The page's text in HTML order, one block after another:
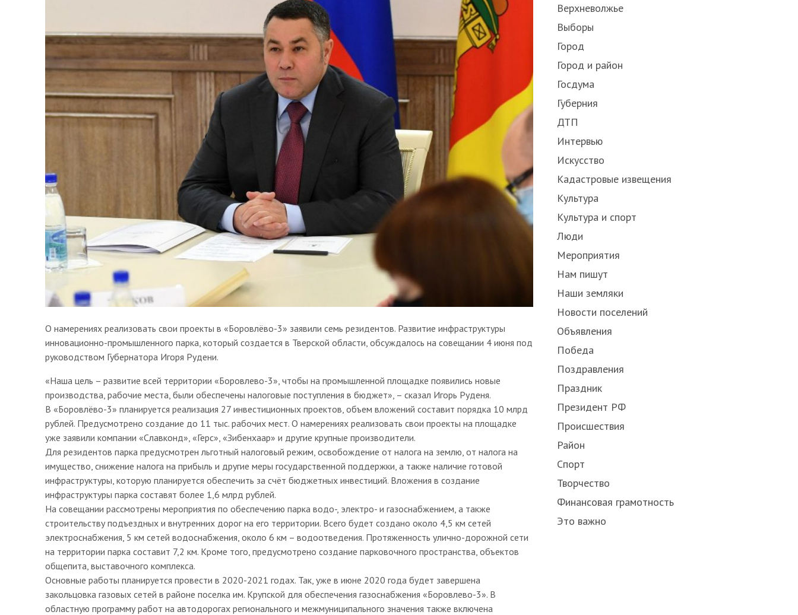
О намерениях реализовать свои проекты в «Боровлёво-3» заявили семь резидентов. Развитие инфраструктуры
инновационно-промышленного парка, который создается в Тверской области, обсуждалось на совещании 4 июня под
руководством Губернатора Игоря Рудени.
«Наша цель – развитие всей территории «Боровлево-3», чтобы на промышленной площадке появились новые
производства, рабочие места, были обеспечены налоговые поступления в бюджет», – сказал Игорь Руденя.
В «Боровлёво-3» планируется реализация 27 инвестиционных проектов, объем вложений составит порядка 10 млрд
рублей. Предусмотрено создание до 11 тыс. рабочих мест. О намерениях реализовать свои проекты на площадке
уже заявили компании «Славконд», «Герс», «Зибенхаар» и другие крупные производители.
Для резидентов парка предусмотрен льготный налоговый режим, освобождение от налога на землю, от налога на
имущество, снижение налога на прибыль и другие меры государственной поддержки, а также наличие готовой
инфраструктуры, которую планируется обеспечить за счёт бюджетных инвестиций. Вложения в создание
инфраструктуры парка составят более 1,6 млрд рублей.
На совещании рассмотрены мероприятия по обеспечению парка водо-, электро- и газоснабжением, а также
строительству подъездных и внутренних дорог на его территории. Всего будет создано около 4,5 км сетей
электроснабжения, 5 км сетей водоснабжения, около 6 км – водоотведения. Протяженность улично-дорожной сети
на территории парка составит 7,2 км. Кроме того, предусмотрено создание парковочного пространства, объектов
общепита, выставочного комплекса.
Основные работы планируется провести в 2020-2021 годах. Так, уже в июне 2020 года будет завершена
закольцовка газовых сетей в районе поселка им. Крупской для обеспечения газоснабжения «Боровлево-3». В
областную программу работ на автодорогах регионального и межмуниципального значения также включена
Верхневолжье
Выборы
Город
Город и район
Госдума
Губерния
ДТП
Интервью
Искусство
Кадастровые извещения
Культура
Культура и спорт
Люди
Мероприятия
Нам пишут
Наши земляки
Новости поселений
Объявления
Победа
Поздравления
Праздник
Президент РФ
Происшествия
Район
Спорт
Творчество
Финансовая грамотность
Это важно